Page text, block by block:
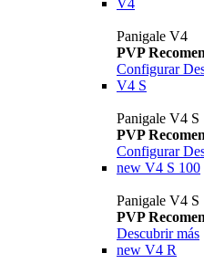
V4
Panigale V4
PVP
Configurar
V4 S
Panigale V4 S
PVP
Configurar
new V4 S 100
Panigale V4 S
PVP
Descubrir más
new V4 R